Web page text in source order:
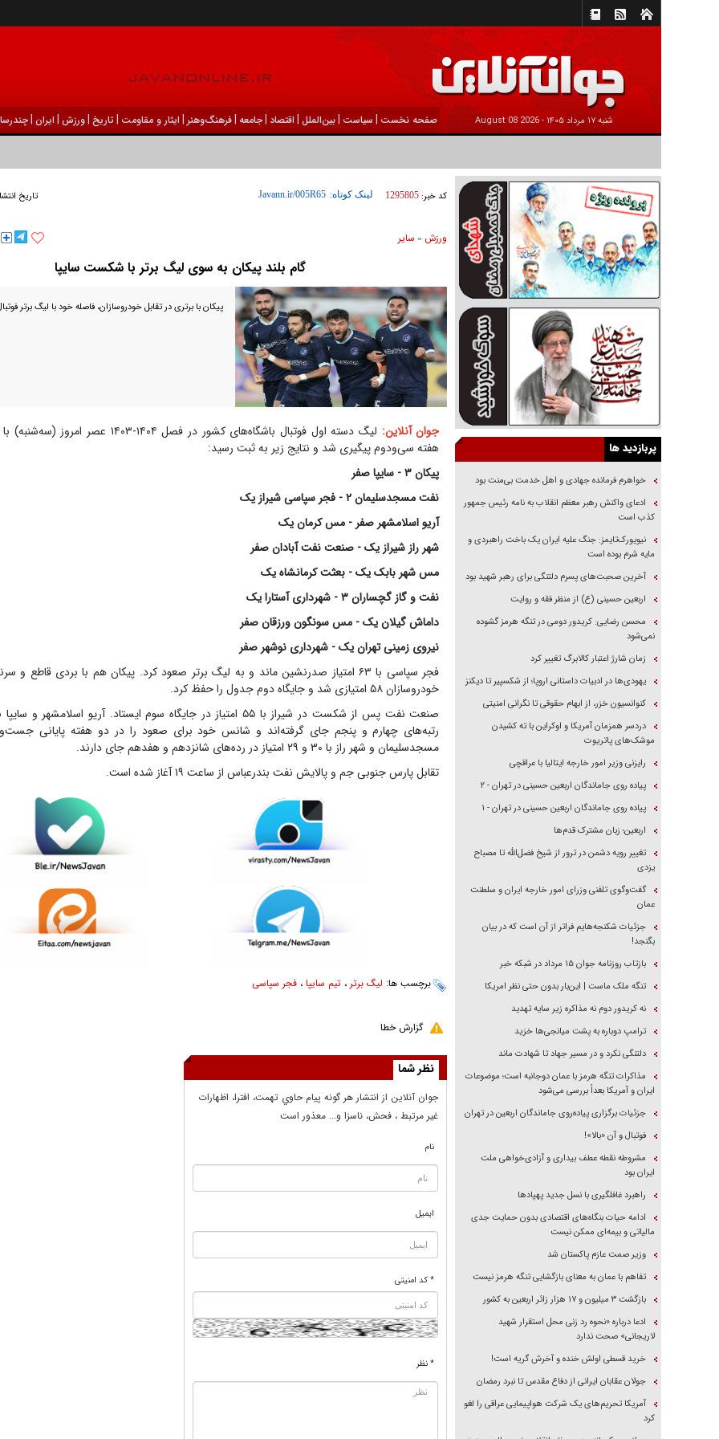
شنبه ۱۷ مرداد ۱۴۰۵ - 2026 August 08 صفحه نخست | سیاست |بين‌الملل | اقتصاد |جامعه |فرهنگ‌و‌هنر | ایثار و مقاومت |تاریخ |ورزش | ايران |
کد خبر: 1295805 لینک کوتاه: تاریخ
ورزش » ساير
گام بلند پیکان به سوی لیگ برتر با شکست سایپا
پیکان با برتری در تقابل خودروسازان، فاصله خود با لیگ برتر
جوان آنلاین:
لیگ دسته اول فوتبال باشگاه‌های کشور در فصل ۱۴۰۴-
هفته سی‌ودوم پیگیری شد و نتایج زیر به ثبت رسید:
پیکان ۳ - سایپا صفر
نفت مسجدسلیمان ۲ - فجر سپاسی شیراز یک
آریو اسلامشهر صفر - مس کرمان یک
شهر راز شیراز یک - صنعت نفت آبادان صفر
مس شهر بابک یک - بعثت کرمانشاه یک
نفت و گاز گچساران ۳ - شهرداری آستارا یک
داماش گیلان یک - مس سونگون ورزقان صفر
نیروی زمینی تهران یک - شهرداری نوشهر صفر
فجر سپاسی با ۶۳ امتیاز صدرنشین ماند و به لیگ برتر صعود کرد. پیکان هم با بردی قاطع
خودروسازان ۵۸ امتیازی شد و جایگاه دوم جدول را حفظ کرد.
رتبه‌های چهارم و پنجم جای گرفته‌اند و شانس خود برای صعود را در دو هفته پایانی
مسجدسلیمان و شهر راز با ۳۰ و ۲۹ امتیاز در رده‌های شانزدهم و هفدهم جای دارند.
تقابل پارس جنوبی جم و پالایش نفت بندرعباس از ساعت ۱۹ آغاز شده است.
برچسب ها: لیگ برتر، تیم سایپا، فجر سپاسی
گزارش خطا
نظر شما
جوان آنلاين از انتشار هر گونه پيام حاوي تهمت، افترا، اظهارات
غير مرتبط ، فحش، ناسزا و... معذور است
نام
ایمیل
* کد امنیتی
* نظر
پربازدید ها
خواهرم فرمانده جهادی و اهل خدمت بی‌منت بود
ادعای واکنش رهبر معظم انقلاب به نامه رئیس جمهور
کذب است
نیویورک‌تایمز: جنگ علیه ایران یک باخت راهبردی و
مایه شرم بوده است
آخرین صحبت‌های پسرم دلتنگی برای رهبر شهید بود
اربعین حسینی (ع) از منظر فقه و روایت
محسن رضایی: کریدور دومی در تنگه هرمز گشوده
نمی‌شود
زمان شارژ اعتبار کالابرگ تغییر کرد
یهودی‌ها در ادبیات داستانی اروپا؛ از شکسپیر تا دیکنز
کنوانسیون خزر، از ابهام حقوقی تا نگرانی امنیتی
دردسر همزمان آمریکا و اوکراین با ته کشیدن
موشک‌های پاتریوت
رایزنی وزیر امور خارجه ایتالیا با عراقچی
پیاده روی جاماندگان اربعین حسینی در تهران - ۲
پیاده روی جاماندگان اربعین حسینی در تهران - ۱
اربعین؛ زبان مشترک قدم‌ها
تغییر رویه دشمن در ترور از شیخ فضل‌الله تا مصباح
یزدی
گفت‌وگوی تلفنی وزرای امور خارجه ایران و سلطنت
عمان
جزئیات شکنجه‌هایم فراتر از آن است که در بیان
بگنجد!
بازتاب روزنامه جوان ۱۵ مرداد در شبکه خبر
تنگه ملک ماست | این‌بار بدون حتی نظر امریکا
نه کریدور دوم نه مذاکره زیر سایه تهدید
ترامپ دوباره به پشت میانجی‌ها خزید
دلتنگی نکرد و در مسیر جهاد تا شهادت ماند
مذاکرات تنگه هرمز با عمان دوجانبه است؛ موضوعات
ایران و آمریکا بعداً بررسی می‌شود
جزئیات برگزاری پیاده‌روی جاماندگان اربعین در تهران
فوتبال و آن «بالا»!
مشروطه نقطه عطف بیداری و آزادی‌خواهی ملت
ایران بود
راهبرد غافلگیری با نسل جدید پهپاد‌ها
ادامه حیات بنگاه‌های اقتصادی بدون حمایت جدی
مالیاتی و بیمه‌ای ممکن نیست
وزیر صمت عازم پاکستان شد
تفاهم با عمان به معنای بازگشایی تنگه هرمز نیست
بازگشت ۳ میلیون و ۱۷ هزار زائر اربعین به کشور
ادعا درباره «نحوه رد زنی محل استقرار شهید
لاریجانی» صحت ندارد
خرید قسطی اولش خنده و آخرش گریه است!
جولان عقابان ایرانی از دفاع مقدس تا نبرد رمضان
آمریکا تحریم‌های یک شرکت هواپیمایی عراقی را لغو
کرد